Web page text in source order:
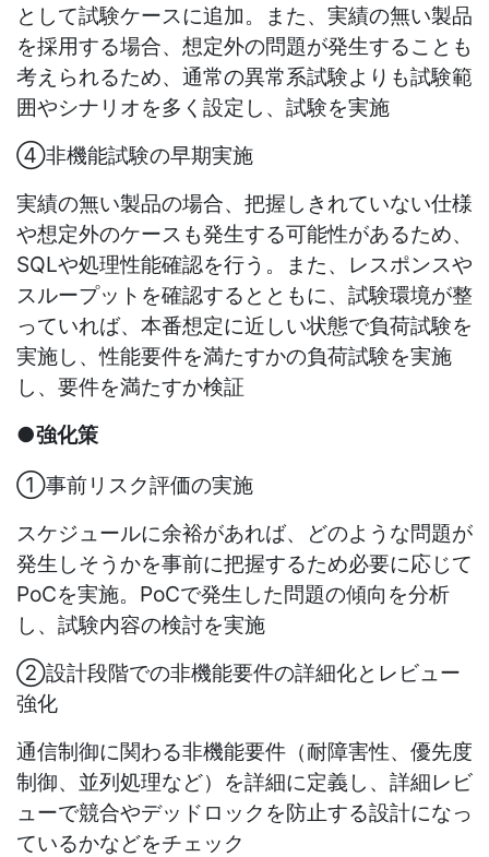
として試験ケースに追加。また、実績の無い製品
を採用する場合、想定外の問題が発生することも
考えられるため、通常の異常系試験よりも試験範
囲やシナリオを多く設定し、試験を実施
④非機能試験の早期実施
実績の無い製品の場合、把握しきれていない仕様
や想定外のケースも発生する可能性があるため、
SQLや処理性能確認を行う。また、レスポンスや
スループットを確認するとともに、試験環境が整
っていれば、本番想定に近しい状態で負荷試験を
実施し、性能要件を満たすかの負荷試験を実施
し、要件を満たすか検証
●強化策
①事前リスク評価の実施
スケジュールに余裕があれば、どのような問題が
発生しそうかを事前に把握するため必要に応じて
PoCを実施。 PoCで発生した問題の傾向を分析
し、試験内容の検討を実施
②設計段階での非機能要件の詳細化とレビュー
強化
通信制御に関わる非機能要件（耐障害性、優先度
制御、並列処理など）を詳細に定義し、詳細レビ
ューで競合やデッドロックを防止する設計になっ
ているかなどをチェック